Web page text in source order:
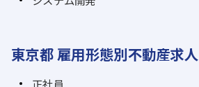
東京都 雇用形態別不動産求人
正社員